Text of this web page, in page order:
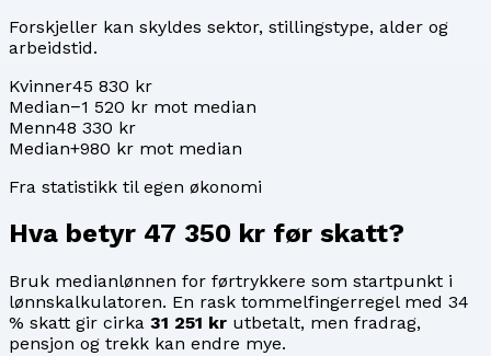
Forskjeller kan skyldes sektor, stillingstype, alder og
arbeidstid.
Kvinner45 830 kr
Median−1 520 kr mot median
Menn48 330 kr
Median+980 kr mot median
Fra statistikk til egen økonomi
Hva betyr 47 350 kr før skatt?
Bruk medianlønnen for førtrykkere som startpunkt i
lønnskalkulatoren. En rask tommelfingerregel med 34
% skatt gir cirka 31 251 kr utbetalt, men fradrag,
pensjon og trekk kan endre mye.